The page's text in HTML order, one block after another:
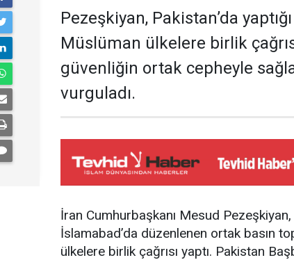
Pezeşkiyan, Pakistan’da
Müslüman ülkelere birlik
güvenliğin ortak cepheyle
vurguladı.
İran Cumhurbaşkanı Mesud Pezeşkiyan,
İslamabad’da düzenlenen ortak basın
ülkelere birlik çağrısı yaptı. Pakistan